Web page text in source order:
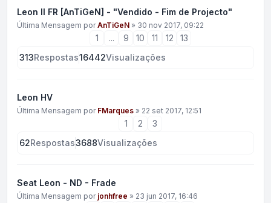
Leon II FR [AnTiGeN] - "Vendido - Fim de Projecto"
Última Mensagem porAnTiGeN » 30 nov 2017, 09:22
1 ... 9 10 11 12
13
313Respostas16442Visualizações
Leon HV
Última Mensagem por FMarques » 22 set 2017, 12:51
1 2
3
62Respostas3688Visualizações
Seat Leon - ND - Frade
Última Mensagem por jonhfree » 23 jun 2017, 16:46